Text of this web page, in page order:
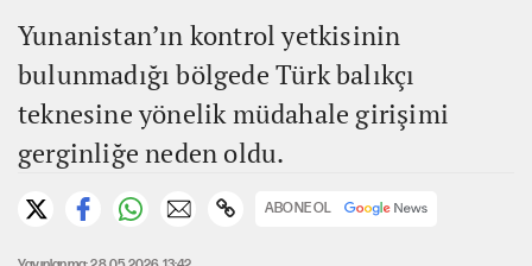
Yunanistan’ın kontrol yetkisinin
bulunmadığı bölgede Türk balıkçı
teknesine yönelik müdahale girişimi
gerginliğe neden oldu.
ABONE OL